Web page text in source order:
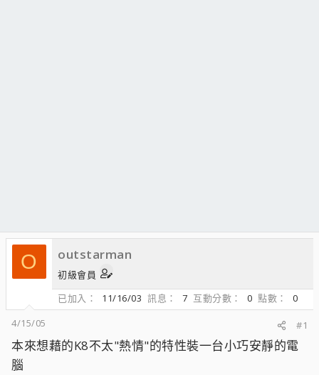
O outstarman
初級會員
已加入
11/16/03 訊息 7 互動分數 0 點數
0
4/15/05
#1
本來想藉的K8不太"熱情"的特性裝一台小巧安靜的電
腦